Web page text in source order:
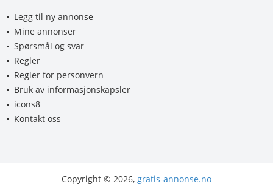
Legg til ny annonse
Mine annonser
Spørsmål og svar
Regler
Regler for personvern
Bruk av informasjonskapsler
icons8
Kontakt oss
Copyright © 2026, gratis-annonse.no